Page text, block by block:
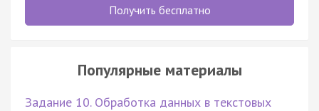
Получить бесплатно
Популярные материалы
Задание 10. Обработка данных в текстовых